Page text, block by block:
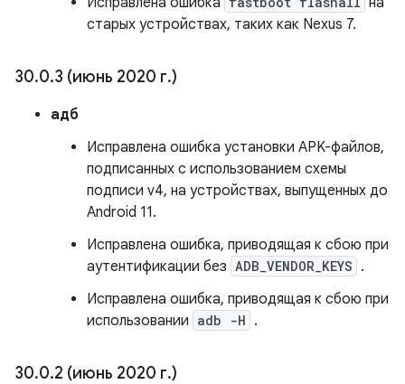
старых устройствах, таких как Nexus 7.
30.0.3 (июнь 2020 г.)
адб
Исправлена ​​ошибка установки APK-файлов,
подписанных с использованием схемы
подписи v4, на устройствах, выпущенных до
Android 11.
Исправлена ​​ошибка, приводящая к сбою при
аутентификации без ADB_VENDOR_KEYS .
Исправлена ​​ошибка, приводящая к сбою при
использовании adb -H .
30.0.2 (июнь 2020 г.)